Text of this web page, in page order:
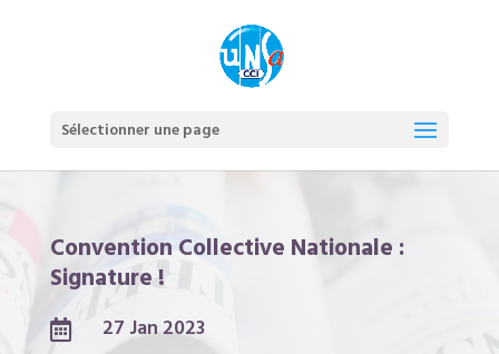
Sélectionner une page
Convention Collective Nationale :
Signature !
 27 Jan 2023